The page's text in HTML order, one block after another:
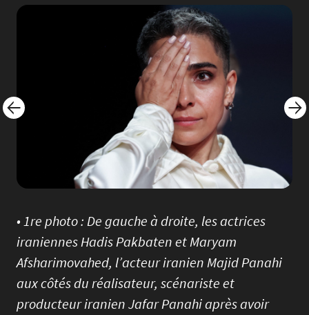
Image
• 1re photo : De gauche à droite, les actrices
iraniennes Hadis Pakbaten et Maryam
Afsharimovahed, l’acteur iranien Majid Panahi
aux côtés du réalisateur, scénariste et
producteur iranien Jafar Panahi après avoir